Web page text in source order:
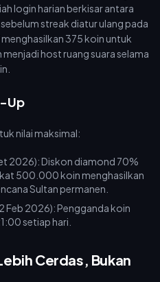
login harian berkisar antara
streak diatur ulang pada
menghasilkan 375 koin untuk
host ruang suara selama
Up
nilai maksimal:
2026): Diskon diamond 70%
500.000 koin menghasilkan
Sultan permanen.
Feb 2026): Pengganda koin
setiap hari.
Cerdas, Bukan